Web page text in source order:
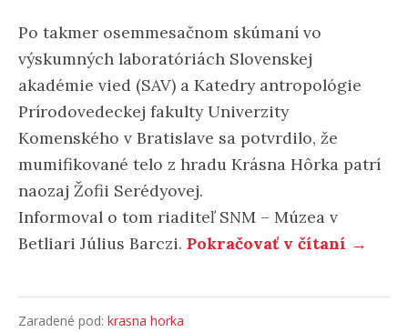
Po takmer osemmesačnom skúmaní vo
výskumných laboratóriách Slovenskej
akadémie vied (SAV) a Katedry antropológie
Prírodovedeckej fakulty Univerzity
Komenského v Bratislave sa potvrdilo, že
mumifikované telo z hradu Krásna Hôrka patrí
naozaj Žofii Serédyovej.
Informoval o tom riaditeľ SNM – Múzea v
Betliari Július Barczi. Pokračovať v čítaní →
Zaradené pod: krasna horka